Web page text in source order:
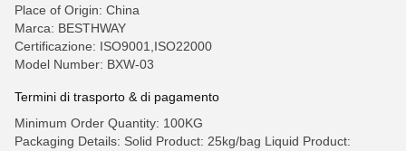
Place of Origin: China
Marca: BESTHWAY
Certificazione: ISO9001,ISO22000
Model Number: BXW-03
Termini di trasporto & di pagamento
Minimum Order Quantity: 100KG
Packaging Details: Solid Product: 25kg/bag Liquid Product: